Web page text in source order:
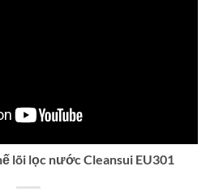
lõi lọc nước Cleansui EU301